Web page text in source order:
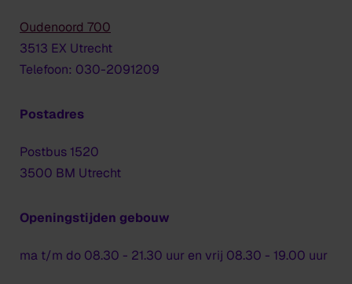
Oudenoord 700
3513 EX Utrecht
Telefoon: 030-2091209
Postadres
Postbus 1520
3500 BM Utrecht
Openingstijden gebouw
ma t/m do 08.30 - 21.30 uur en vrij 08.30 - 19.00 uur